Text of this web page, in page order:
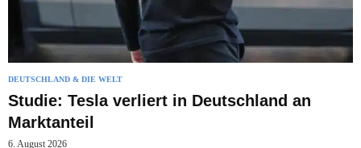
DEUTSCHLAND & DIE WELT
Studie: Tesla verliert in Deutschland an
Marktanteil
6. August 2026